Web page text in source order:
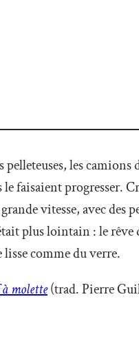
pelleteuses, les
le faisaient
vitesse, avec
plus lointain : le rêve
comme du verre.
molette(trad. Pierre